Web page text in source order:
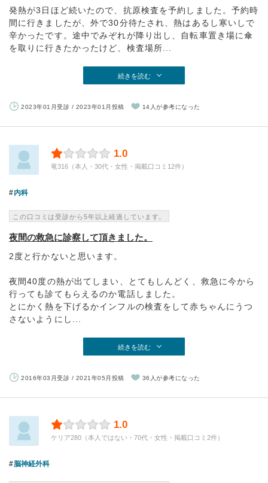
発熱が3日ほど続いたので、抗原検査を予約しました。予約時
間に行きましたが、外で30分待たされ、熱はあるし寒いしで
辛かったです。途中でみぞれが降り出し、自転車置き場に傘
を取りに行きたかったけど、検査場所...
続きを読む
2023年01月受診 / 2023年01月投稿 14人が参考になった
1.0
竜316（本人・30代・女性・掲載口コミ12件）
内科
この口コミは受診から5年以上経過しています。
夜間の救急に診察して頂きました。
2度と行かないと思います。
夜間40度の熱が出てしまい、とてもしんどく、救急に今から
行っても診てもらえるのか電話しました。
とにかく熱を下げるかインフルの検査をして赤ちゃんにうつ
さないようにし...
続きを読む
2016年03月受診 / 2021年05月投稿 36人が参考になった
1.0
ケリア280（本人ではない・70代・女性・掲載口コミ2件）
脳神経外科